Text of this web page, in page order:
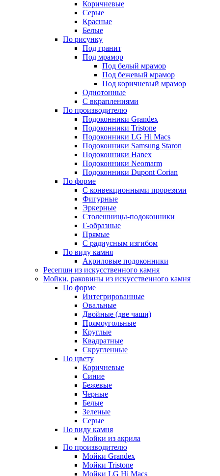
Коричневые
Серые
Красные
Белые
По рисунку
Под гранит
Под мрамор
Под белый мрамор
Под бежевый мрамор
Под коричневый мрамор
Однотонные
С вкраплениями
По производителю
Подоконники Grandex
Подоконники Tristone
Подоконники LG Hi Macs
Подоконники Samsung Staron
Подоконники Hanex
Подоконники Neomarm
Подоконники Dupont Corian
По форме
С конвекционными прорезями
Фигурные
Эркерные
Столешницы-подоконники
Г-образные
Прямые
С радиусным изгибом
По виду камня
Акриловые подоконники
Ресепшн из искусственного камня
Мойки, раковины из искусственного камня
По форме
Интегрированные
Овальные
Двойные (две чаши)
Прямоугольные
Круглые
Квадратные
Скругленные
По цвету
Коричневые
Синие
Бежевые
Черные
Белые
Зеленые
Серые
По виду камня
Мойки из акрила
По производителю
Мойки Grandex
Мойки Tristone
Мойки LG Hi Macs